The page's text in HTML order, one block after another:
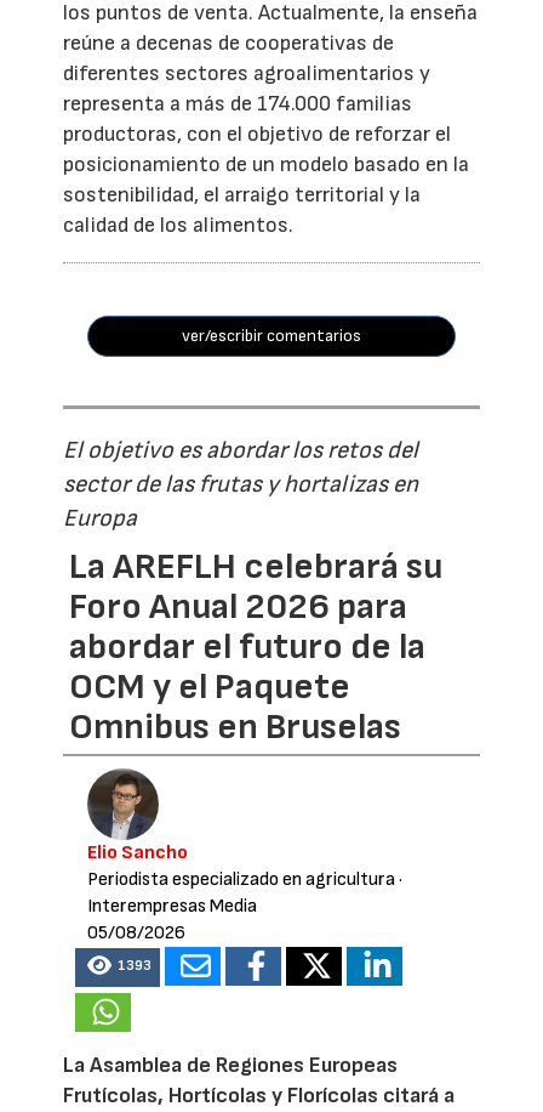
los puntos de venta. Actualmente, la enseña
reúne a decenas de cooperativas de
diferentes sectores agroalimentarios y
representa a más de 174.000 familias
productoras, con el objetivo de reforzar el
posicionamiento de un modelo basado en la
sostenibilidad, el arraigo territorial y la
calidad de los alimentos.
ver/escribir comentarios
El objetivo es abordar los retos del
sector de las frutas y hortalizas en
Europa
La AREFLH celebrará su
Foro Anual 2026 para
abordar el futuro de la
OCM y el Paquete
Omnibus en Bruselas
Elio Sancho
Periodista especializado en agricultura·
Interempresas Media
05/08/2026
1393
La Asamblea de Regiones Europeas
Frutícolas, Hortícolas y Florícolas citará a